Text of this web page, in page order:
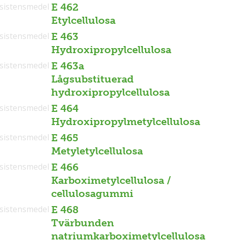
E 462
Etylcellulosa
E 463
Hydroxipropylcellulosa
E 463a
Lågsubstituerad
hydroxipropylcellulosa
E 464
Hydroxipropylmetylcellulosa
E 465
Metyletylcellulosa
E 466
Karboximetylcellulosa /
cellulosagummi
E 468
Tvärbunden
natriumkarboximetylcellulosa